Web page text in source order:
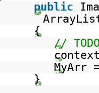
public
{
//
MyArr
}